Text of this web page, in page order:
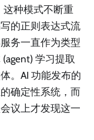
这种模式不断重
的正则表达式流
务一直作为类型
学习提取
。AI 功能发布的
确定性系统，而
议上才发现这一